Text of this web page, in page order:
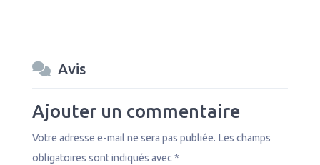
Avis
Ajouter un commentaire
Votre adresse e-mail ne sera pas publiée. Les champs
obligatoires sont indiqués avec *